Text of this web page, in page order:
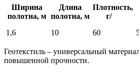
Ширина
полотна, м
Длина
полотна, м
Плотность,
г/м²
1,6
10 60
Геотекстиль – универсальный
повышенной прочности.